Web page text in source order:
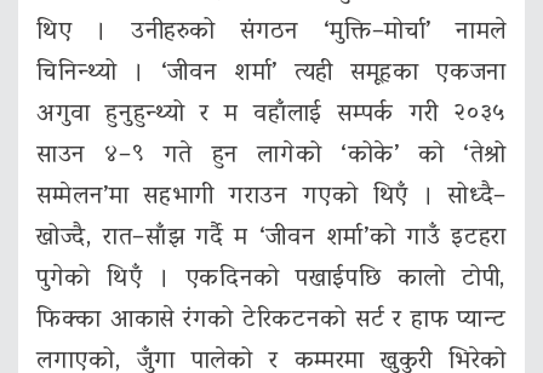
थिए । उनीहरुको संगठन ‘मुक्ति–मोर्चा’ नामले
चिनिन्थ्यो । ‘जीवन शर्मा’ त्यही समूहका एकजना
अगुवा हुनुहुन्थ्यो र म वहाँलाई सम्पर्क गरी २०३५
साउन ४–९ गते हुन लागेको ‘कोके’ को ‘तेश्रो
सम्मेलन’मा सहभागी गराउन गएको थिएँ । सोध्दै–
खोज्दै, रात–साँझ गर्दै म ‘जीवन शर्मा’को गाउँ इटहरा
पुगेको थिएँ । एकदिनको पखाईपछि कालो टोपी,
फिक्का आकासे रंगको टेरिकटनको सर्ट र हाफ प्यान्ट
लगाएको, जुँगा पालेको र कम्मरमा खुकुरी भिरेको